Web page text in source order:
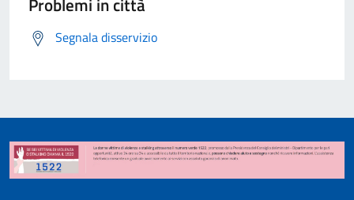
Segnala disservizio